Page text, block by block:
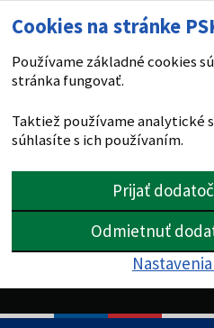
Cookies na stránke
Používame základné cookies
stránka fungovať.
Taktiež používame analytické
súhlasíte s ich používaním.
Prijať
Odmietnuť